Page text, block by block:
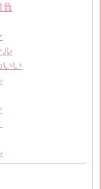
ル
いい